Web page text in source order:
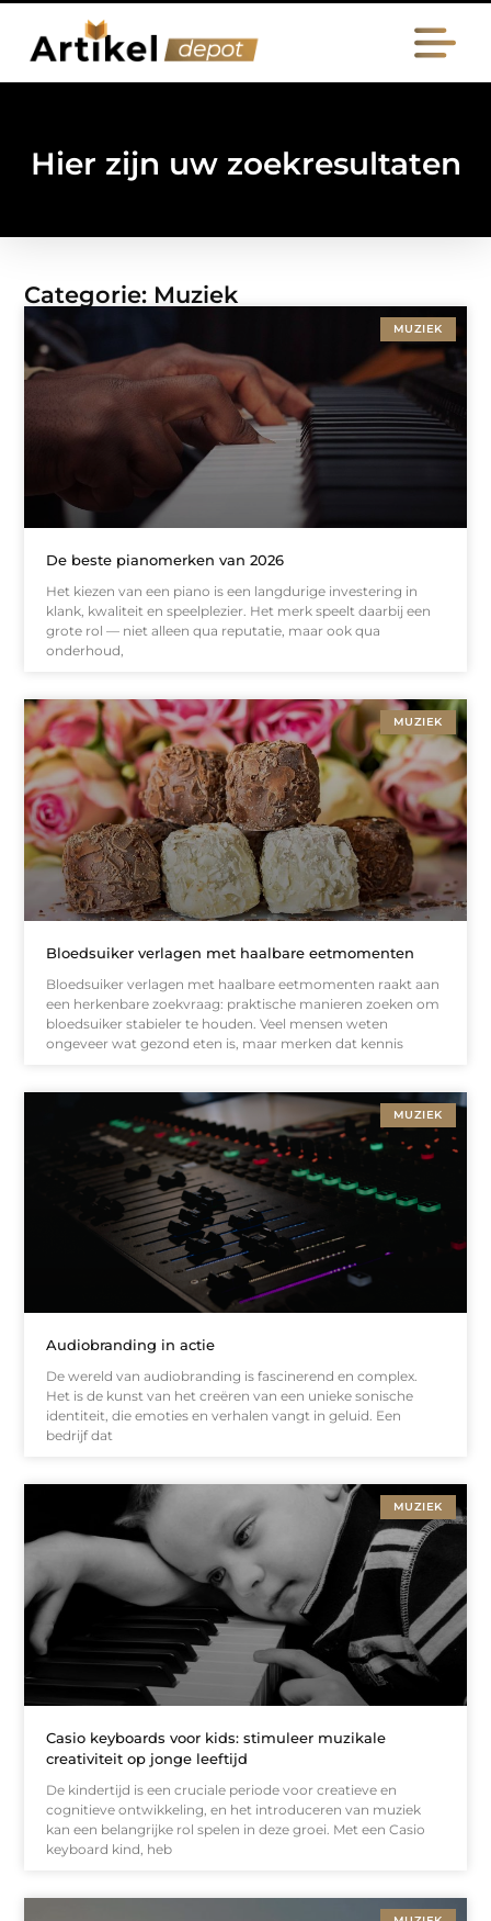
Hier zijn uw zoekresultaten
Categorie: Muziek
MUZIEK
De beste pianomerken van 2026
Het kiezen van een piano is een langdurige investering in
klank, kwaliteit en speelplezier. Het merk speelt daarbij een
grote rol — niet alleen qua reputatie, maar ook qua
onderhoud,
MUZIEK
Bloedsuiker verlagen met haalbare eetmomenten
Bloedsuiker verlagen met haalbare eetmomenten raakt aan
een herkenbare zoekvraag: praktische manieren zoeken om
bloedsuiker stabieler te houden. Veel mensen weten
ongeveer wat gezond eten is, maar merken dat kennis
MUZIEK
Audiobranding in actie
De wereld van audiobranding is fascinerend en complex.
Het is de kunst van het creëren van een unieke sonische
identiteit, die emoties en verhalen vangt in geluid. Een
bedrijf dat
MUZIEK
Casio keyboards voor kids: stimuleer muzikale
creativiteit op jonge leeftijd
De kindertijd is een cruciale periode voor creatieve en
cognitieve ontwikkeling, en het introduceren van muziek
kan een belangrijke rol spelen in deze groei. Met een Casio
keyboard kind, heb